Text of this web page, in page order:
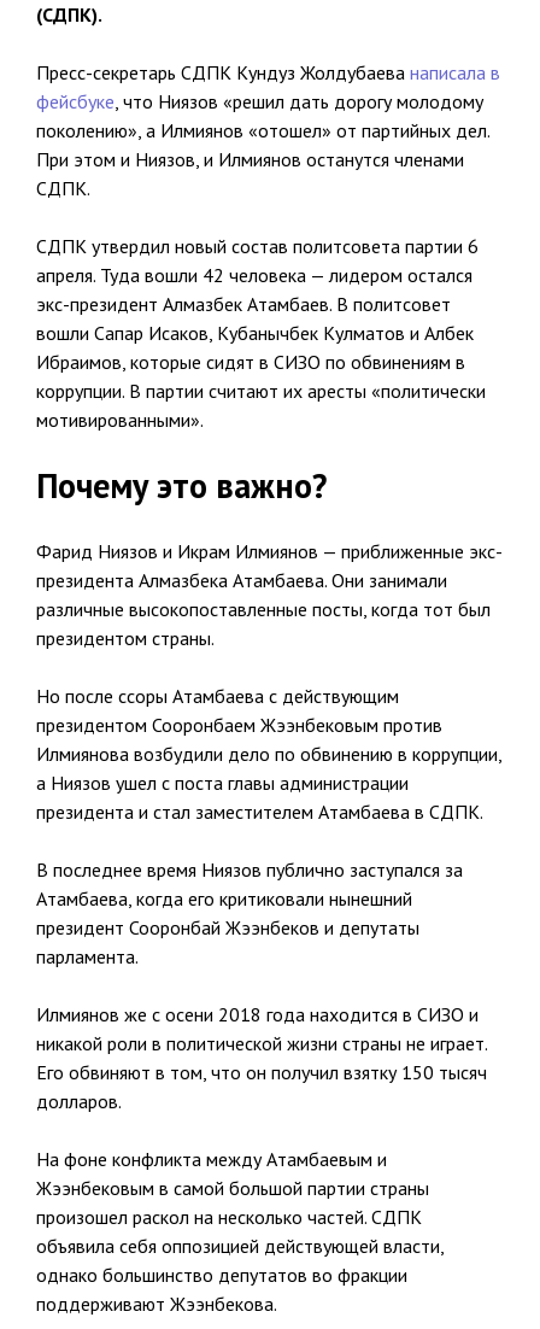
(СДПК).
Пресс-секретарь СДПК Кундуз Жолдубаева написала в
фейсбуке, что Ниязов «решил дать дорогу молодому
поколению», а Илмиянов «отошел» от партийных дел.
При этом и Ниязов, и Илмиянов останутся членами
СДПК.
СДПК утвердил новый состав политсовета партии 6
апреля. Туда вошли 42 человека — лидером остался
экс-президент Алмазбек Атамбаев. В политсовет
вошли Сапар Исаков, Кубанычбек Кулматов и Албек
Ибраимов, которые сидят в СИЗО по обвинениям в
коррупции. В партии считают их аресты «политически
мотивированными».
Почему это важно?
Фарид Ниязов и Икрам Илмиянов — приближенные экс-
президента Алмазбека Атамбаева. Они занимали
различные высокопоставленные посты, когда тот был
президентом страны.
Но после ссоры Атамбаева с действующим
президентом Сооронбаем Жээнбековым против
Илмиянова возбудили дело по обвинению в коррупции,
а Ниязов ушел с поста главы администрации
президента и стал заместителем Атамбаева в СДПК.
В последнее время Ниязов публично заступался за
Атамбаева, когда его критиковали нынешний
президент Сооронбай Жээнбеков и депутаты
парламента.
Илмиянов же с осени 2018 года находится в СИЗО и
никакой роли в политической жизни страны не играет.
Его обвиняют в том, что он получил взятку 150 тысяч
долларов.
На фоне конфликта между Атамбаевым и
Жээнбековым в самой большой партии страны
произошел раскол на несколько частей. СДПК
объявила себя оппозицией действующей власти,
однако большинство депутатов во фракции
поддерживают Жээнбекова.